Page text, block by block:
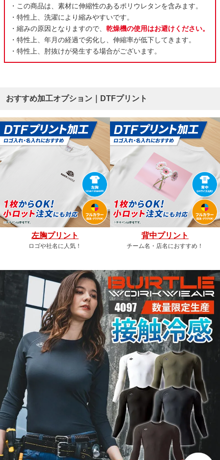
・この商品は、素材に伸縮性のあるポリウレタンを含みます。
・特性上、洗濯により縮みやすいです。
・縮みの原因となりますので、乾燥機の使用はお避けください。
・特性上、年月の経過で劣化し、伸縮率が低下してきます。
・特性上、肘抜けが発生する場合がございます。
おすすめ加工オプション｜DTFプリント
左胸プリント
ロゴや社名に人気！
背中プリント
チーム名・店名におすすめ！